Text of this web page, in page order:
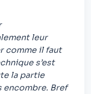
leur
comme il faut
s’est
la partie
encombre. Bref